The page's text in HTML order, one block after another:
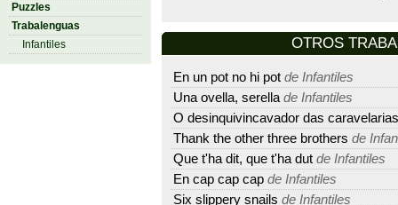
Puzzles
Trabalenguas
Infantiles
OTROS
En un pot no hi pot de Infantiles
Una ovella, serella de Infantiles
O desinquivincavador das caravelarias
Thank the other three brothers de
Que t'ha dit, que t'ha dut de Infantiles
En cap cap cap de Infantiles
Six slippery snails de Infantiles